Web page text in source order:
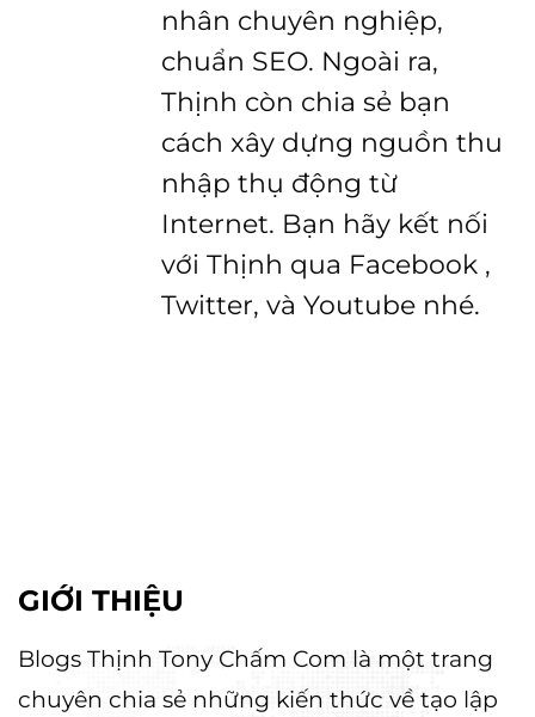
nhân chuyên nghiệp,
chuẩn SEO. Ngoài ra,
Thịnh còn chia sẻ bạn
cách xây dựng nguồn thu
nhập thụ động từ
Internet. Bạn hãy kết nối
với Thịnh qua Facebook ,
Twitter, và Youtube nhé.
GIỚI THIỆU
Blogs Thịnh Tony Chấm Com là một trang
chuyên chia sẻ những kiến thức về tạo lập